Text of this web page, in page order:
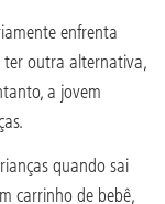
enfrenta
ter outra alternativa,
a jovem
quando sai
carrinho de bebê,